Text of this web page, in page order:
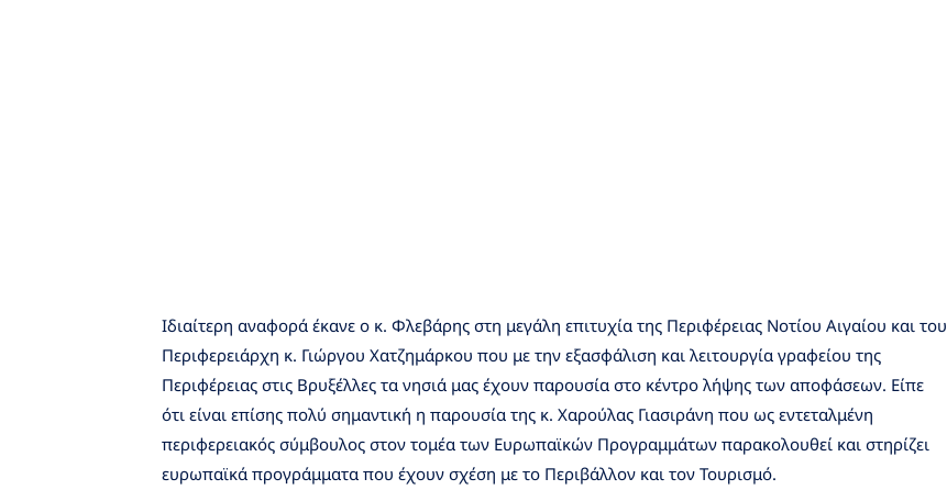
Ιδιαίτερη αναφορά έκανε ο κ. Φλεβάρης στη μεγάλη επιτυχία της Περιφέρειας Νοτίου Αιγαίου και του
Περιφερειάρχη κ. Γιώργου Χατζημάρκου που με την εξασφάλιση και λειτουργία γραφείου της
Περιφέρειας στις Βρυξέλλες τα νησιά μας έχουν παρουσία στο κέντρο λήψης των αποφάσεων. Είπε
ότι είναι επίσης πολύ σημαντική η παρουσία της κ. Χαρούλας Γιασιράνη που ως εντεταλμένη
περιφερειακός σύμβουλος στον τομέα των Ευρωπαϊκών Προγραμμάτων παρακολουθεί και στηρίζει
ευρωπαϊκά προγράμματα που έχουν σχέση με το Περιβάλλον και τον Τουρισμό.